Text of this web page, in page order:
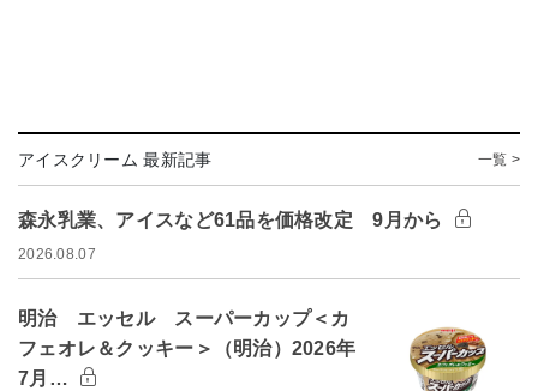
アイスクリーム 最新記事 一覧 >
森永乳業、アイスなど61品を価格改定 9月から
2026.08.07
明治 エッセル スーパーカップ＜カ
フェオレ＆クッキー＞（明治）2026年
7月…